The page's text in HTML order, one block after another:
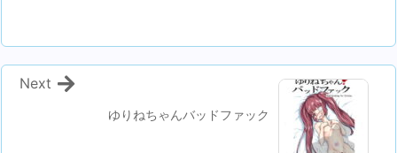
ゆりねちゃんバッドファック
Next